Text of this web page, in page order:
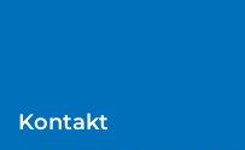
Kontakt